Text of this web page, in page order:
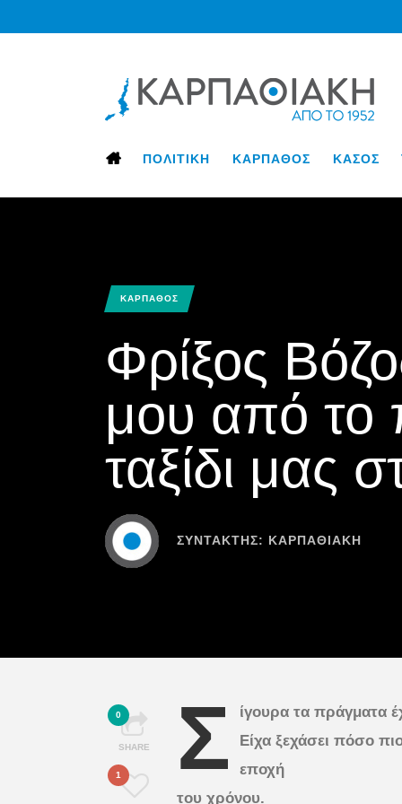
ΠΟΛΙΤΙΚΗ ΚΑΡΠΑΘΟΣ ΚΑΣΟΣ
ΚΑΡΠΑΘΟΣ
Φρίξος
μου από το
ταξίδι μας
ΣΥΝΤΆΚΤΗΣ: ΚΑΡΠΑΘΙΑΚΗ
0
SHARE
1 Σ
ίγουρα τα πράγματα
Είχα ξεχάσει πόσο
εποχή
του χρόνου.